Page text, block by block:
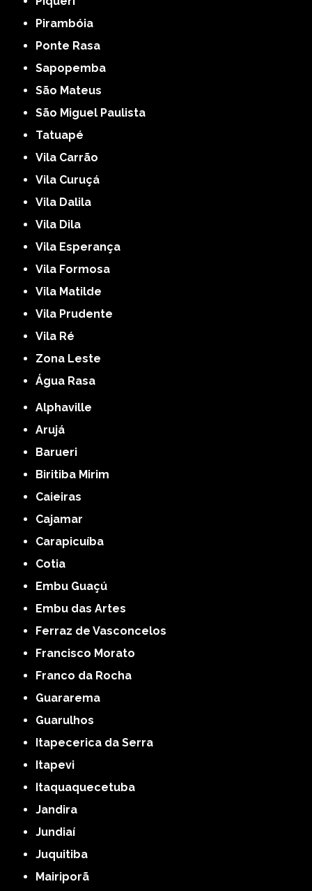
Pirambóia
Ponte Rasa
Sapopemba
São Mateus
São Miguel Paulista
Tatuapé
Vila Carrão
Vila Curuçá
Vila Dalila
Vila Dila
Vila Esperança
Vila Formosa
Vila Matilde
Vila Prudente
Vila Ré
Zona Leste
Água Rasa
Alphaville
Arujá
Barueri
Biritiba Mirim
Caieiras
Cajamar
Carapicuíba
Cotia
Embu Guaçú
Embu das Artes
Ferraz de Vasconcelos
Francisco Morato
Franco da Rocha
Guararema
Guarulhos
Itapecerica da Serra
Itapevi
Itaquaquecetuba
Jandira
Jundiaí
Juquitiba
Mairiporã